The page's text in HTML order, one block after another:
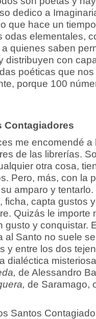
dedico a
que hace un
odas elementales,
quienes saben
distribuyen con
poéticas que
porque 100
Contagiadores
me encomendé a
de las librerías.
otra cosa,
Pero, más, con la
amparo y
ficha, capta gustos
Quizás le importe
gusto y conquistar.
al Santo no suele
y entre los dos
dialéctica
de Alessandro
de Saramago,
Santos